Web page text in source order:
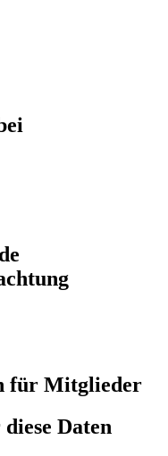
für Mitglieder
Daten